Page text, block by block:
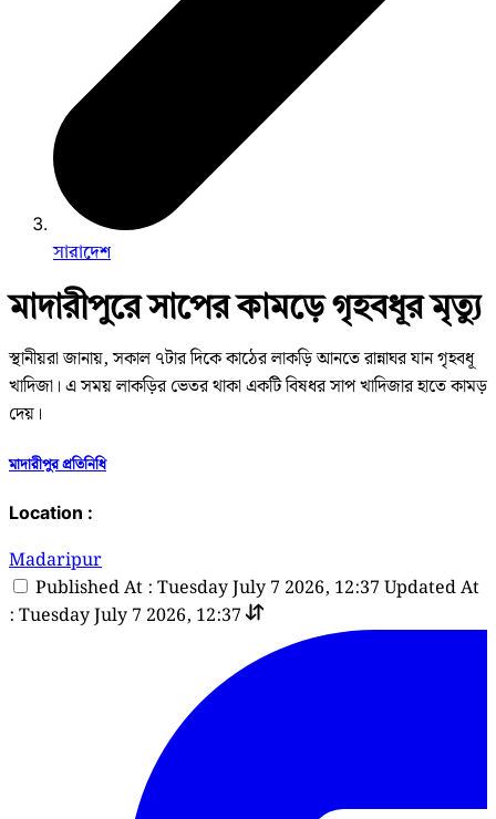
সারাদেশ
মাদারীপুরে সাপের কামড়ে গৃহবধূর মৃত্যু
স্থানীয়রা জানায়, সকাল ৭টার দিকে কাঠের লাকড়ি আনতে রান্নাঘর যান গৃহবধূ
খাদিজা। এ সময় লাকড়ির ভেতর থাকা একটি বিষধর সাপ খাদিজার হাতে কামড়
দেয়।
মাদারীপুর প্রতিনিধি
Location :
Madaripur
Published At : Tuesday July 7 2026, 12:37 Updated At
: Tuesday July 7 2026, 12:37